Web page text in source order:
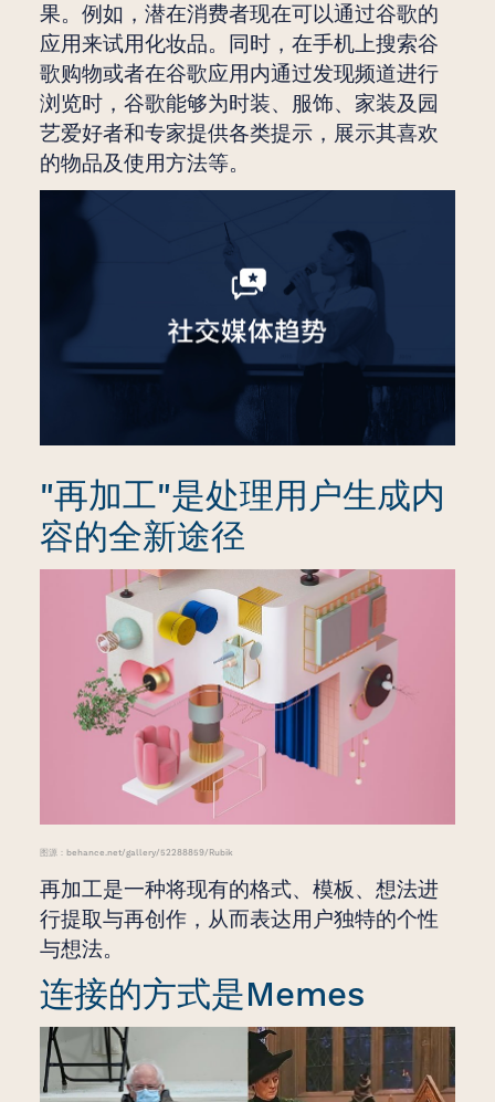
果。例如，潜在消费者现在可以通过谷歌的
应用来试用化妆品。同时，在手机上搜索谷
歌购物或者在谷歌应用内通过发现频道进行
浏览时，谷歌能够为时装、服饰、家装及园
艺爱好者和专家提供各类提示，展示其喜欢
的物品及使用方法等。
"再加工"是处理用户生成内
容的全新途径
图源：behance.net/gallery/52288859/Rubik
再加工是一种将现有的格式、模板、想法进
行提取与再创作，从而表达用户独特的个性
与想法。
连接的方式是Memes